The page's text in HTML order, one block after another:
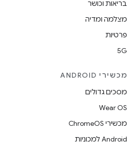
בריאות וכושר
מצלמה ומדיה
פרטיות
5G
מכשירי ANDROID
מסכים גדולים
Wear OS
מכשירי ChromeOS
Android למכוניות